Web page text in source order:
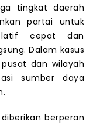
tingkat daerah
partai untuk
cepat dan
Dalam kasus
dan wilayah
sumber daya
berperan